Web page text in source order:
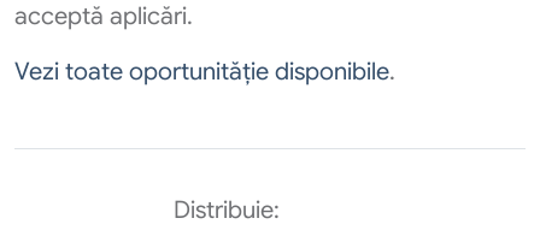
acceptă aplicări.
Vezi toate oportunităție disponibile.
Distribuie: